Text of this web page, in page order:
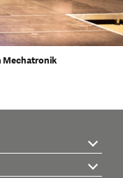
Mechatronik